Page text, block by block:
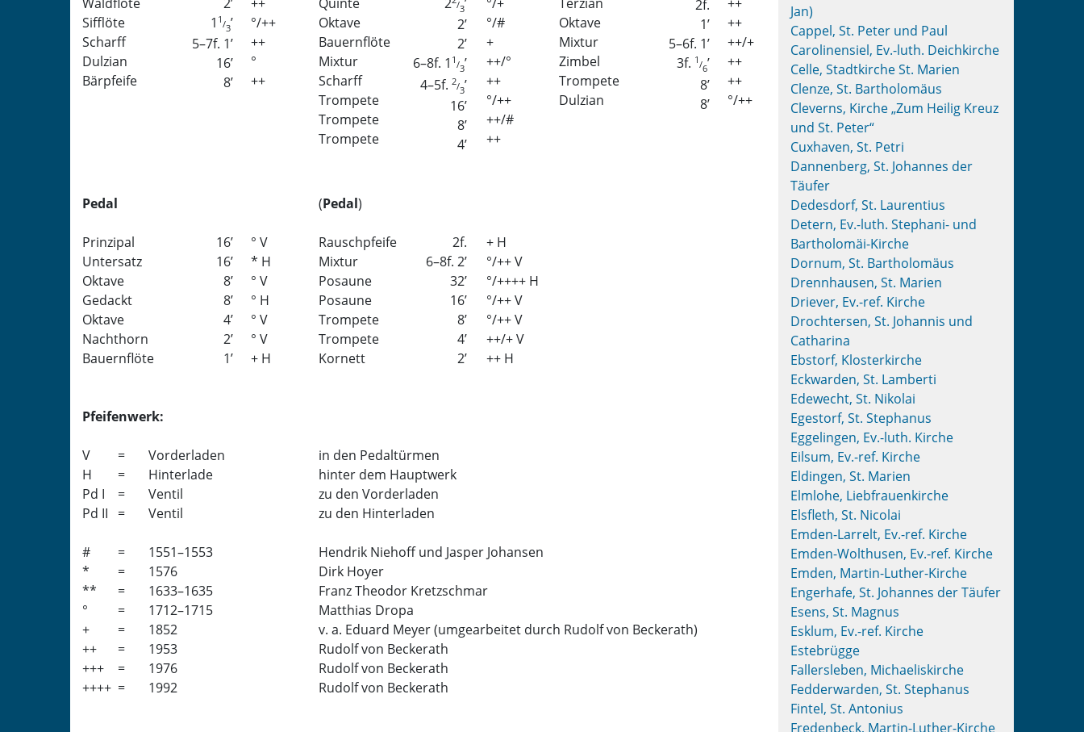
Sifflöte
Scharff
Dulzian
Bärpfeife
1 1/3’
5–7f. 1’
16’
8’
°/++
++
°
++
Oktave
Bauernflöte
Mixtur
Scharff
Trompete
Trompete
Trompete
/3
2’
2’
6–8f. 1 1/3’
4–5f. 2/3’
16’
8’
4’
°/#
+
++/°
++
°/++
++/#
++
Oktave
Mixtur
Zimbel
Trompete
Dulzian
2f.
1’
5–6f. 1’
3f. 1/6’
8’
8’
++
++/+
++
++
°/++
Pedal (Pedal)
Prinzipal
Untersatz
Oktave
Gedackt
Oktave
Nachthorn
Bauernflöte
16’
16’
8’
8’
4’
2’
1’
° V
* H
° V
° H
° V
° V
+ H
Rauschpfeife
Mixtur
Posaune
Posaune
Trompete
Trompete
Kornett
2f.
6–8f. 2’
32’
16’
8’
4’
2’
+ H
°/++ V
°/++++ H
°/++ V
°/++ V
++/+ V
++ H
Pfeifenwerk:
V
H
Pd I
Pd II
#
*
**
°
+
++
+++
++++
=
=
=
=
=
=
=
=
=
=
=
=
Vorderladen
Hinterlade
Ventil
Ventil
1551–1553
1576
1633–1635
1712–1715
1852
1953
1976
1992
in den Pedaltürmen
hinter dem Hauptwerk
zu den Vorderladen
zu den Hinterladen
Hendrik Niehoff und Jasper Johansen
Dirk Hoyer
Franz Theodor Kretzschmar
Matthias Dropa
v. a. Eduard Meyer (umgearbeitet durch Rudolf von Beckerath)
Rudolf von Beckerath
Rudolf von Beckerath
Rudolf von Beckerath
Jan)
Cappel, St. Peter und Paul
Carolinensiel, Ev.-luth. Deichkirche
Celle, Stadtkirche St. Marien
Clenze, St. Bartholomäus
Cleverns, Kirche „Zum Heilig Kreuz
und St. Peter“
Cuxhaven, St. Petri
Dannenberg, St. Johannes der
Täufer
Dedesdorf, St. Laurentius
Detern, Ev.-luth. Stephani- und
Bartholomäi-Kirche
Dornum, St. Bartholomäus
Drennhausen, St. Marien
Driever, Ev.-ref. Kirche
Drochtersen, St. Johannis und
Catharina
Ebstorf, Klosterkirche
Eckwarden, St. Lamberti
Edewecht, St. Nikolai
Egestorf, St. Stephanus
Eggelingen, Ev.-luth. Kirche
Eilsum, Ev.-ref. Kirche
Eldingen, St. Marien
Elmlohe, Liebfrauenkirche
Elsfleth, St. Nicolai
Emden-Larrelt, Ev.-ref. Kirche
Emden-Wolthusen, Ev.-ref. Kirche
Emden, Martin-Luther-Kirche
Engerhafe, St. Johannes der Täufer
Esens, St. Magnus
Esklum, Ev.-ref. Kirche
Estebrügge
Fallersleben, Michaeliskirche
Fedderwarden, St. Stephanus
Fintel, St. Antonius
Fredenbeck, Martin-Luther-Kirche